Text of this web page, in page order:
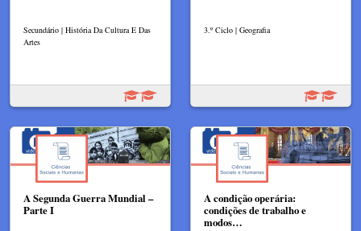
Secundário | História Da Cultura E Das
Artes
3.º Ciclo | Geografia
A Segunda Guerra Mundial –
Parte I
A condição operária:
condições de trabalho e
modos…